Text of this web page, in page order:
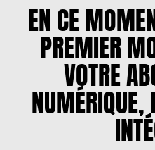
EN CE
PREMIER
VOTRE
NUMÉRIQUE,